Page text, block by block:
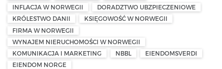
INFLACJA W NORWEGII
DORADZTWO UBZPIECZENIOWE
KRÓLESTWO DANII
KSIĘGOWOŚĆ W NORWEGII
FIRMA W NORWEGII
WYNAJEM NIERUCHOMOŚCI W NORWEGII
KOMUNIKACJA I MARKETING
NBBL
EIENDOMSVERDI
EIENDOM NORGE